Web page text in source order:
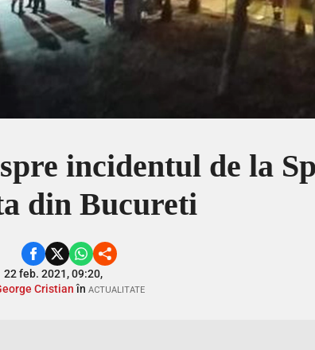
incidentul de la
din Bucureti
22 feb. 2021, 09:20,
Cristianîn ACTUALITATE